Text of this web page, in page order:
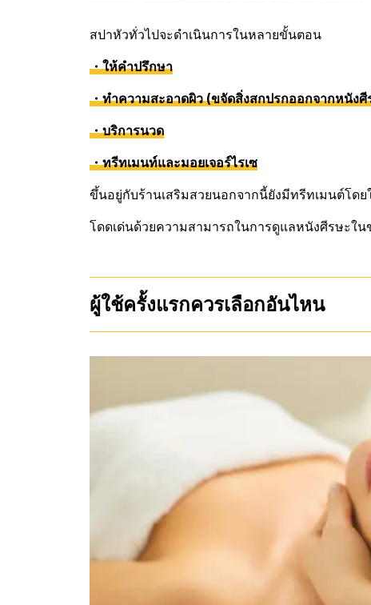
สปาหัวทั่วไปจะดำเนินการในหลายขั้นตอน
・ให้คำปรึกษา
・ทำความสะอาดผิว (ขจัดสิ่งสกปรกออกจากหนังศี
・บริการนวด
・ทรีทเมนท์และมอยเจอร์ไรเซ
ขึ้นอยู่กับร้านเสริมสวยนอกจากนี้ยังมีทรีทเมนต์โด
โดดเด่นด้วยความสามารถในการดูแลหนังศีรษะใ
ผู้ใช้ครั้งแรกควรเลือกอันไหน